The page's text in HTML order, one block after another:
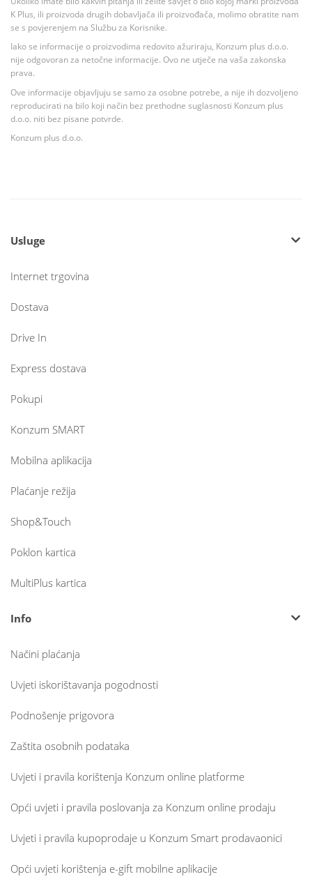
K Plus, ili proizvoda drugih dobavljača ili proizvođača, molimo obratite nam
se s povjerenjem na Službu za Korisnike.
Iako se informacije o proizvodima redovito ažuriraju, Konzum plus d.o.o.
nije odgovoran za netočne informacije. Ovo ne utječe na vaša zakonska
prava.
Ove informacije objavljuju se samo za osobne potrebe, a nije ih dozvoljeno
reproducirati na bilo koji način bez prethodne suglasnosti Konzum plus
d.o.o. niti bez pisane potvrde.
Konzum plus d.o.o.
Usluge
Internet trgovina
Dostava
Drive In
Express dostava
Pokupi
Konzum SMART
Mobilna aplikacija
Plaćanje režija
Shop&Touch
Poklon kartica
MultiPlus kartica
Info
Načini plaćanja
Uvjeti iskorištavanja pogodnosti
Podnošenje prigovora
Zaštita osobnih podataka
Uvjeti i pravila korištenja Konzum online platforme
Opći uvjeti i pravila poslovanja za Konzum online prodaju
Uvjeti i pravila kupoprodaje u Konzum Smart prodavaonici
Opći uvjeti korištenja e-gift mobilne aplikacije